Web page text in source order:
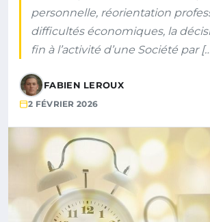
personnelle, réorientation
difficultés économiques, la
fin à l’activité d’une Société par
FABIEN LEROUX
2 FÉVRIER 2026